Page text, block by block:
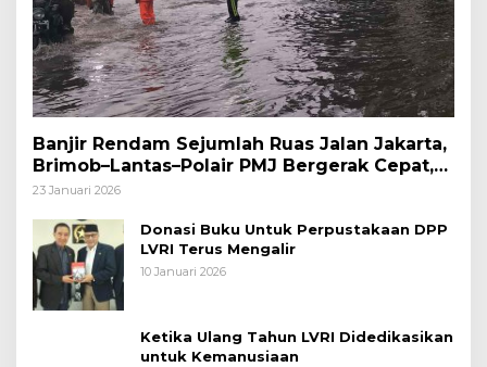
Banjir Rendam Sejumlah Ruas Jalan Jakarta,
Brimob–Lantas–Polair PMJ Bergerak Cepat,
Polri Siagakan 128.247 Personel Secara
23 Januari 2026
Donasi Buku Untuk Perpustakaan DPP
LVRI Terus Mengalir
10 Januari 2026
Ketika Ulang Tahun LVRI Didedikasikan
untuk Kemanusiaan